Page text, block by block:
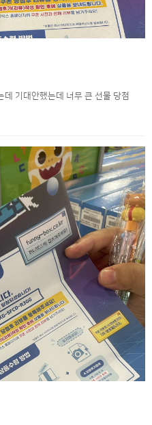
기대안했는데 너무 큰 선물 당첨